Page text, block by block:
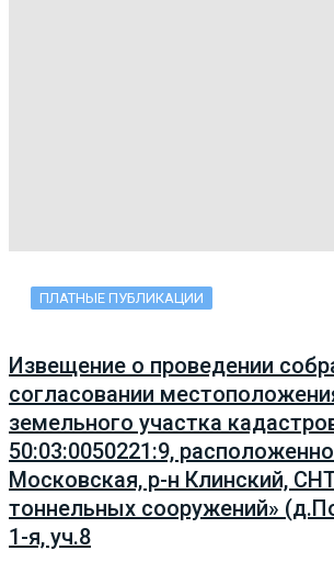
ПЛАТНЫЕ ПУБЛИКАЦИИ
Извещение о проведении
согласовании
земельного участка
50:03:0050221:9,
Московская, р-н Клинский,
тоннельных сооружений»
1-я, уч.8